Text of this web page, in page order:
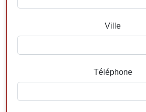
Ville
Téléphone